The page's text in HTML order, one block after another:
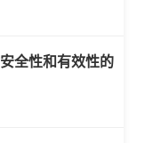
全性和有效性的